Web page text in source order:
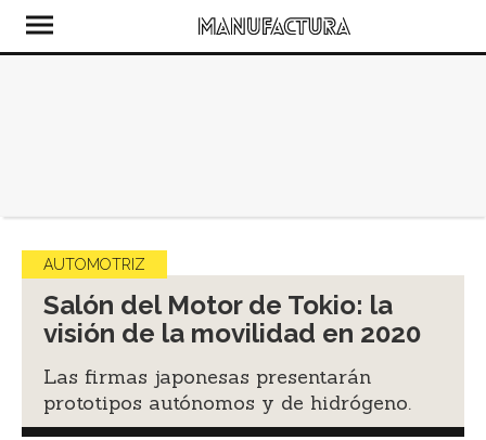
AUTOMOTRIZ
Salón del Motor de Tokio: la
visión de la movilidad en 2020
Las firmas japonesas presentarán
prototipos autónomos y de hidrógeno.